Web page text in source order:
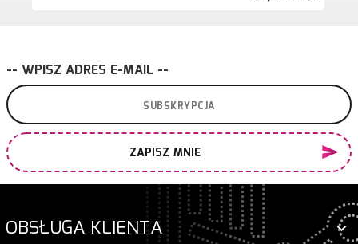
-- WPISZ ADRES E-MAIL --
ZAPISZ MNIE
OBSŁUGA KLIENTA